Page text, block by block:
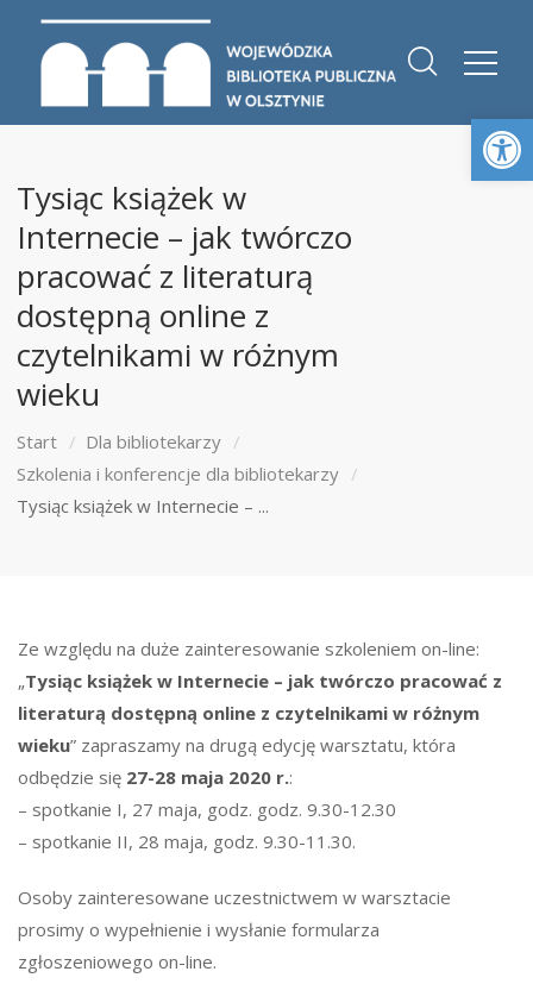
Tysiąc książek w
Internecie – jak twórczo
pracować z literaturą
dostępną online z
czytelnikami w różnym
wieku
Start
Dla bibliotekarzy
Szkolenia i konferencje dla bibliotekarzy
Tysiąc książek w Internecie – ...
Ze względu na duże zainteresowanie szkoleniem on-line:
„Tysiąc książek w Internecie – jak twórczo pracować z
literaturą dostępną online z czytelnikami w różnym
wieku” zapraszamy na drugą edycję warsztatu, która
odbędzie się 27-28 maja 2020 r.:
– spotkanie I, 27 maja, godz. godz. 9.30-12.30
– spotkanie II, 28 maja, godz. 9.30-11.30.
Osoby zainteresowane uczestnictwem w warsztacie
prosimy o wypełnienie i wysłanie formularza
zgłoszeniowego on-line.